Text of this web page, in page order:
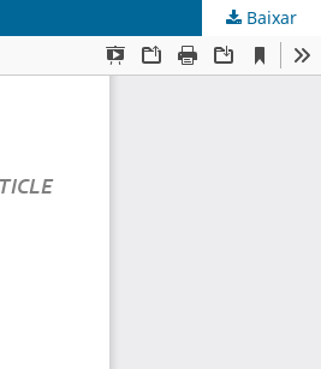
Baixar